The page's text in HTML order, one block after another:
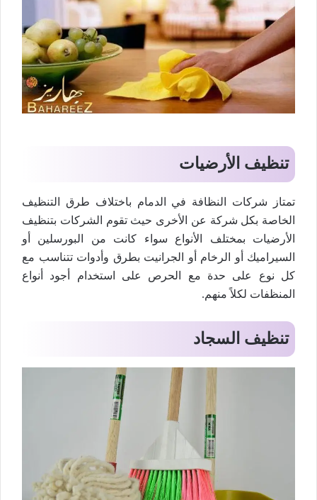
تنظيف الأرضيات
تمتاز شركات النظافة في الدمام باختلاف طرق التنظيف
الخاصة بكل شركة عن الأخرى حيث تقوم الشركات بتنظيف
الأرضيات بمختلف الأنواع سواء كانت من البورسلين أو
السيراميك أو الرخام أو الجرانيت بطرق وأدوات تتناسب مع
كل نوع على حدة مع الحرص على استخدام أجود أنواع
المنظفات لكلاً منهم.
تنظيف السجاد